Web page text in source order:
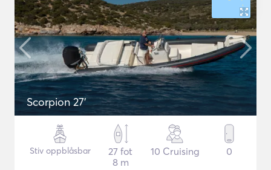
Scorpion 27'
Stiv oppblåsbar
27 fot
8 m
10 Cruising 0